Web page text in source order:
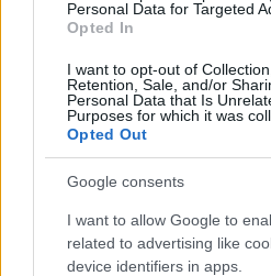
Personal Data for Targeted
Opted In
I want to opt-out of
Retention, Sale, and/or
Personal Data that Is
Purposes for which it was
Opted Out
Google consents
I want to allow Google to
related to advertising like
device identifiers in apps.
Fekete füst lepte el az
alatt másodszor történt
2026.07.13. Horváth Zsolt